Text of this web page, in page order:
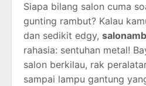
Siapa bilang salon cuma
gunting rambut? Kalau
dan sedikit edgy,
rahasia: sentuhan metal!
salon berkilau, rak
sampai lampu gantung